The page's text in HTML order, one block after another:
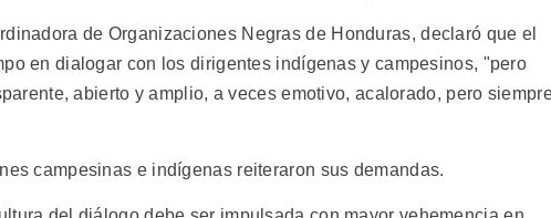
de Organizaciones Negras de Honduras, declaró que el
en dialogar con los dirigentes indígenas y campesinos, "pero
abierto y amplio, a veces emotivo, acalorado, pero
campesinas e indígenas reiteraron sus demandas.